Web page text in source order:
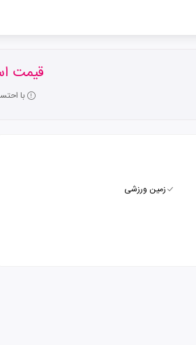
قیمت
با
زمین ورزشی